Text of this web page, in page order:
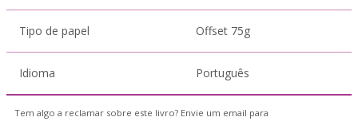
Tipo de papel Offset 75g
Idioma Português
Tem algo a reclamar sobre este livro? Envie um email para